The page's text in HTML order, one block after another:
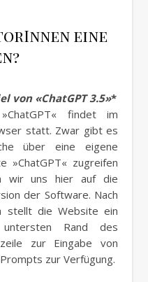
eine
von «ChatGPT 3.5»*
findet im
statt. Zwar gibt es
über eine eigene
»ChatGPT« zugreifen
wir uns hier auf die
der Software. Nach
stellt die Website ein
Rand des
zur Eingabe von
zur Verfügung.